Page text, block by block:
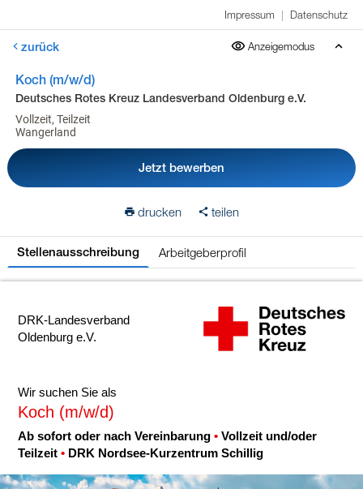
Impressum | Datenschutz
zurück Anzeigemodus
Koch (m/w/d)
Deutsches Rotes Kreuz Landesverband Oldenburg e.V.
Vollzeit, Teilzeit
Wangerland
Jetzt bewerben
drucken teilen
Stellenausschreibung Arbeitgeberprofil